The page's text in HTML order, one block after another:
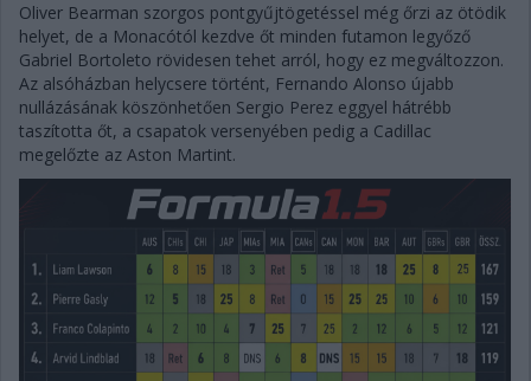
Oliver Bearman szorgos pontgyűjtögetéssel még őrzi az ötödik
helyet, de a Monacótól kezdve őt minden futamon legyőző
Gabriel Bortoleto rövidesen tehet arról, hogy ez megváltozzon.
Az alsóházban helycsere történt, Fernando Alonso újabb
nullázásának köszönhetően Sergio Perez eggyel hátrébb
taszította őt, a csapatok versenyében pedig a Cadillac
megelőzte az Aston Martint.